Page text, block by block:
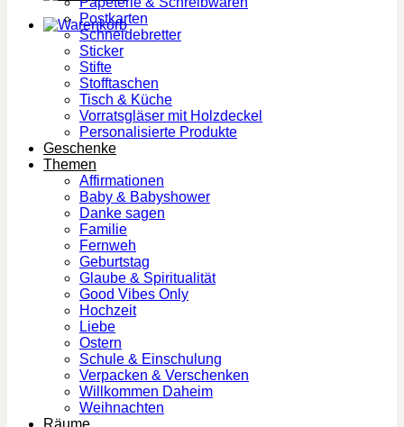
Postkarten
Schneidebretter
Sticker
Stifte
Stofftaschen
Tisch & Küche
Vorratsgläser mit Holzdeckel
Personalisierte Produkte
Geschenke
Themen
Affirmationen
Baby & Babyshower
Danke sagen
Familie
Fernweh
Geburtstag
Glaube & Spiritualität
Good Vibes Only
Hochzeit
Liebe
Ostern
Schule & Einschulung
Verpacken & Verschenken
Willkommen Daheim
Weihnachten
Räume